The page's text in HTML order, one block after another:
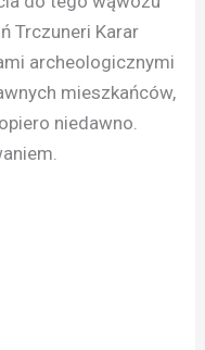
Trczuneri Karar
archeologicznymi
mieszkańców,
niedawno.